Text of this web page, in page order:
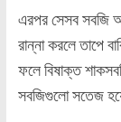
এরপর সেসব সবজি
রান্না করলে তাপে
ফলে বিষাক্ত
সবজিগুলো সতেজ